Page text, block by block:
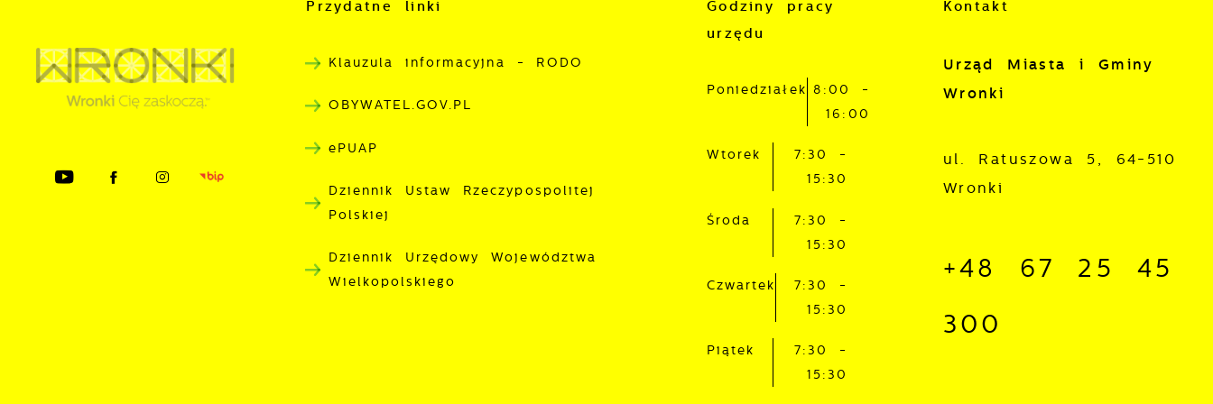
Przydatne linki
Klauzula informacyjna - RODO
OBYWATEL.GOV.PL
ePUAP
Dziennik Ustaw Rzeczypospolitej
Polskiej
Dziennik Urzędowy Województwa
Wielkopolskiego
Godziny pracy
urzędu
Poniedziałek
8:00 -
16:00
Wtorek
7:30 -
15:30
Środa
7:30 -
15:30
Czwartek
7:30 -
15:30
Piątek
7:30 -
15:30
Kontakt
Urząd Miasta i Gminy
Wronki
ul. Ratuszowa 5, 64-510
Wronki
+48 67 25 45
300
postaci wiadomości, ofert, komunikatów mediów